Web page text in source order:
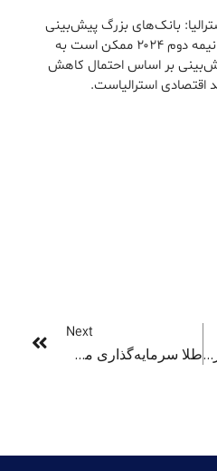
بانک‌های بزرگ پیش‌بینی
می‌کنند که نرخ AUD/USD در نیمه دوم ۲۰۲۴ ممکن است به
پیش‌بینی بر اساس احتمال کاهش
اقتصادی استرالیاست.
ATO به دنبال جمع‌آوری بدهی‌های مالیاتی
Next
طلا سرمایه‌گذاری محبوب در استرالیا